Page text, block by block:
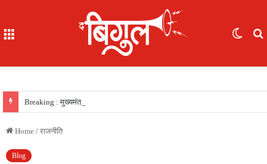
Home / राजनीति
Blog